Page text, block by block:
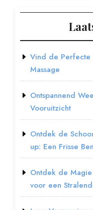
Vind de Perfecte
Massage
Ontspannend
Vooruitzicht
Ontdek de
up: Een Frisse
Ontdek de
voor een